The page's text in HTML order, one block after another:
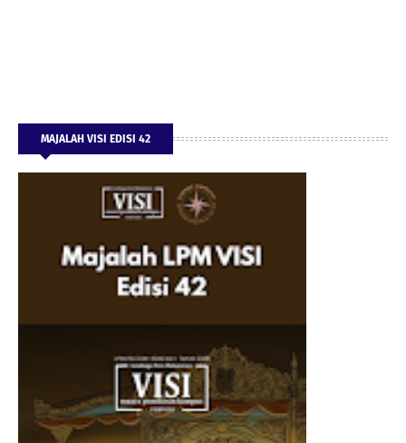
MAJALAH VISI EDISI 42